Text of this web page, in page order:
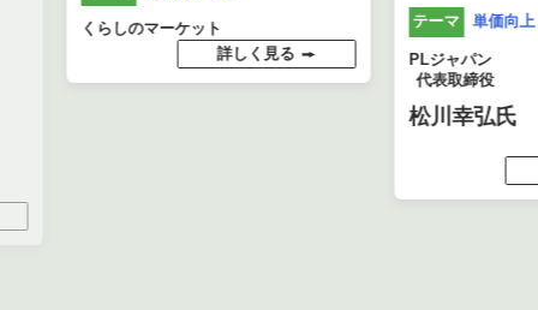
くらしのマーケット
詳しく見る
テーマ 単価向上
PLジャパン
代表取締役
松川幸弘氏